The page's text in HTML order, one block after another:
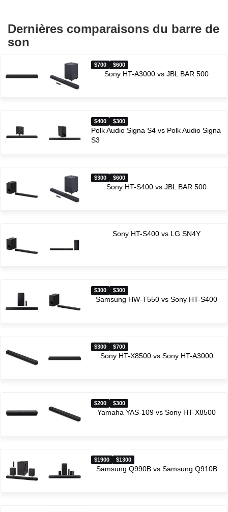
Dernières comparaisons du barre de
son
$700 $600
Sony HT-A3000 vs JBL BAR 500
$400 $300
Polk Audio Signa S4 vs Polk Audio Signa
S3
$300 $600
Sony HT-S400 vs JBL BAR 500
Sony HT-S400 vs LG SN4Y
$300 $300
Samsung HW-T550 vs Sony HT-S400
$300 $700
Sony HT-X8500 vs Sony HT-A3000
$200 $300
Yamaha YAS-109 vs Sony HT-X8500
$1900 $1300
Samsung Q990B vs Samsung Q910B